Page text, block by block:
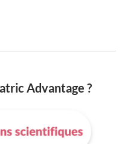
Advantage ?